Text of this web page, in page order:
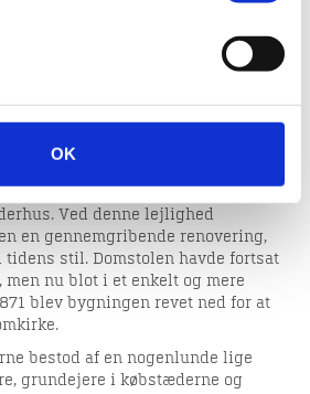
OK
i Roskilde, Viborg, Slesvig og
konge ved bl.a. at diskutere nye
forsamlinger fandt sted i 1835 og
bestod af 55
(Jylland nord for Kongeåen).
Ved denne lejlighed
en gennemgribende renovering,
tidens stil. Domstolen havde fortsat
nu blot i et enkelt og mere
blev bygningen revet ned for at
bestod af en nogenlunde lige
grundejere i købstæderne og